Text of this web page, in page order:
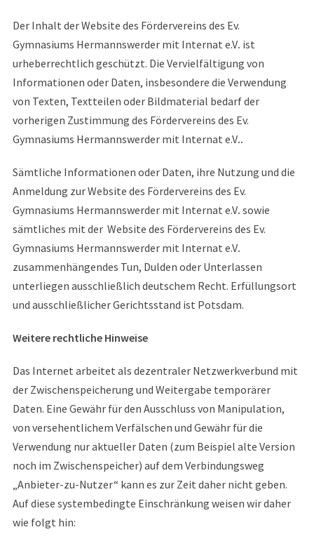
Der Inhalt der Website des Fördervereins des Ev.
Gymnasiums Hermannswerder mit Internat e.V. ist
urheberrechtlich geschützt. Die Vervielfältigung von
Informationen oder Daten, insbesondere die Verwendung
von Texten, Textteilen oder Bildmaterial bedarf der
vorherigen Zustimmung des Fördervereins des Ev.
Gymnasiums Hermannswerder mit Internat e.V..
Sämtliche Informationen oder Daten, ihre Nutzung und die
Anmeldung zur Website des Fördervereins des Ev.
Gymnasiums Hermannswerder mit Internat e.V. sowie
sämtliches mit der Website des Fördervereins des Ev.
Gymnasiums Hermannswerder mit Internat e.V.
zusammenhängendes Tun, Dulden oder Unterlassen
unterliegen ausschließlich deutschem Recht. Erfüllungsort
und ausschließlicher Gerichtsstand ist Potsdam.
Weitere rechtliche Hinweise
Das Internet arbeitet als dezentraler Netzwerkverbund mit
der Zwischenspeicherung und Weitergabe temporärer
Daten. Eine Gewähr für den Ausschluss von Manipulation,
von versehentlichem Verfälschen und Gewähr für die
Verwendung nur aktueller Daten (zum Beispiel alte Version
noch im Zwischenspeicher) auf dem Verbindungsweg
„Anbieter-zu-Nutzer“ kann es zur Zeit daher nicht geben.
Auf diese systembedingte Einschränkung weisen wir daher
wie folgt hin: